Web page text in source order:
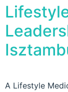
A Lifestyle